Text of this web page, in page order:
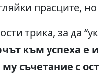
прасците,
трика, за да
към успеха е
съчетание с